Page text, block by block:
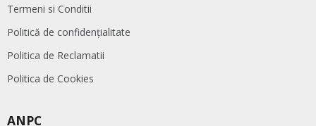
Termeni si Conditii
Politică de confidențialitate
Politica de Reclamatii
Politica de Cookies
ANPC